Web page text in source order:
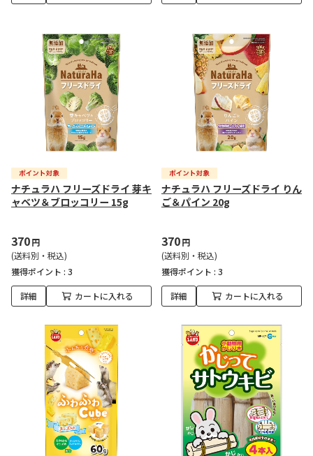
ナチュラハ フリーズドライ 芽キ
ャベツ＆ブロッコリー 15g
370円
(送料別・税込)
獲得ポイント : 3
詳細 カートに入れる
ナチュラハ フリーズドライ りん
ご＆パイン 20g
370円
(送料別・税込)
獲得ポイント : 3
詳細 カートに入れる